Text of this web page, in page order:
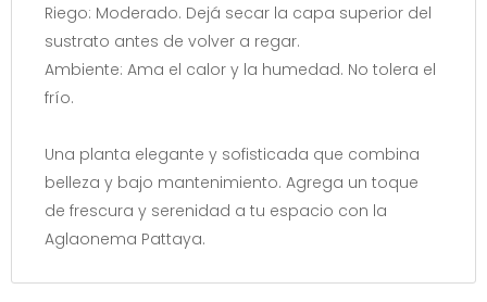
Riego: Moderado. Dejá secar la capa superior del
sustrato antes de volver a regar.
Ambiente: Ama el calor y la humedad. No tolera el
frío.
Una planta elegante y sofisticada que combina
belleza y bajo mantenimiento. Agrega un toque
de frescura y serenidad a tu espacio con la
Aglaonema Pattaya.